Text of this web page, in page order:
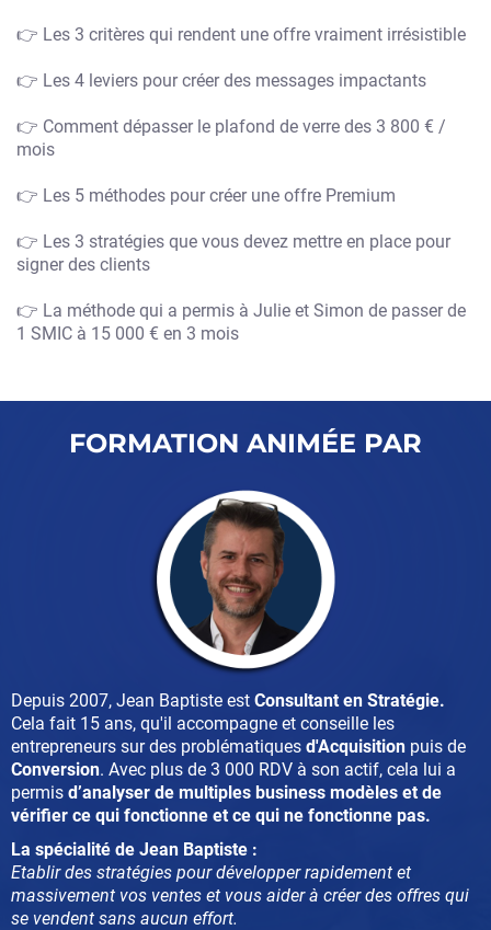
👉 Les 3 critères qui rendent une offre vraiment irrésistible
👉 Les 4 leviers pour créer des messages impactants
👉 Comment dépasser le plafond de verre des 3 800 € /
mois
👉 Les 5 méthodes pour créer une offre Premium
👉 Les 3 stratégies que vous devez mettre en place pour
signer des clients
👉 La méthode qui a permis à Julie et Simon de passer de
1 SMIC à 15 000 € en 3 mois
FORMATION ANIMÉE PAR
Depuis 2007, Jean Baptiste est Consultant en Stratégie.
Cela fait 15 ans, qu'il accompagne et conseille les
entrepreneurs sur des problématiques d'Acquisition puis de
Conversion. Avec plus de 3 000 RDV à son actif, cela lui a
permis d’analyser de multiples business modèles et de
vérifier ce qui fonctionne et ce qui ne fonctionne pas.
La spécialité de Jean Baptiste :
Etablir des stratégies pour développer rapidement et
massivement vos ventes et vous aider à créer des offres qui
se vendent sans aucun effort.